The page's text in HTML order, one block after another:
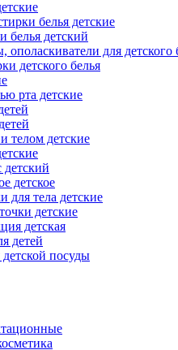
белья детские
белья детский
для детского
детского белья
рта детские
телом детские
детский
детское
для тела детские
детские
детская
детей
посуды